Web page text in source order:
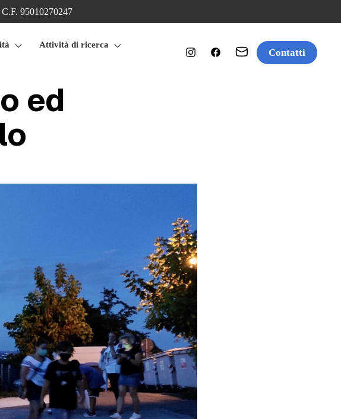
95010270247
Attività di ricerca
Contatti
ed